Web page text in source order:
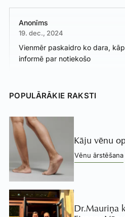
Anonīms
19. dec., 2024
Vienmēr paskaidro ko dara,
informē par notiekošo
POPULĀRĀKIE RAKSTI
Kāju vēnu
Vēnu ārstēšana
Dr.Mauriņa